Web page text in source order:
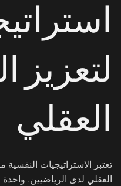
لتعزيز
العقلي
تعتبر الاستراتيجيات النفسية
العقلي لدى الرياضيين.